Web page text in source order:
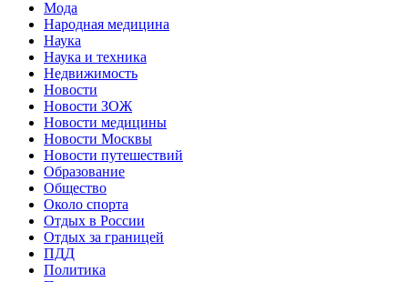
Мода
Народная медицина
Наука
Наука и техника
Недвижимость
Новости
Новости ЗОЖ
Новости медицины
Новости Москвы
Новости путешествий
Образование
Общество
Около спорта
Отдых в России
Отдых за границей
ПДД
Политика